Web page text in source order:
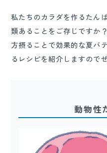
私たちのカラダを作るたん
類あることをご存じですか
方摂ることで効果的な夏バ
るレシピを紹介しますので
動物性